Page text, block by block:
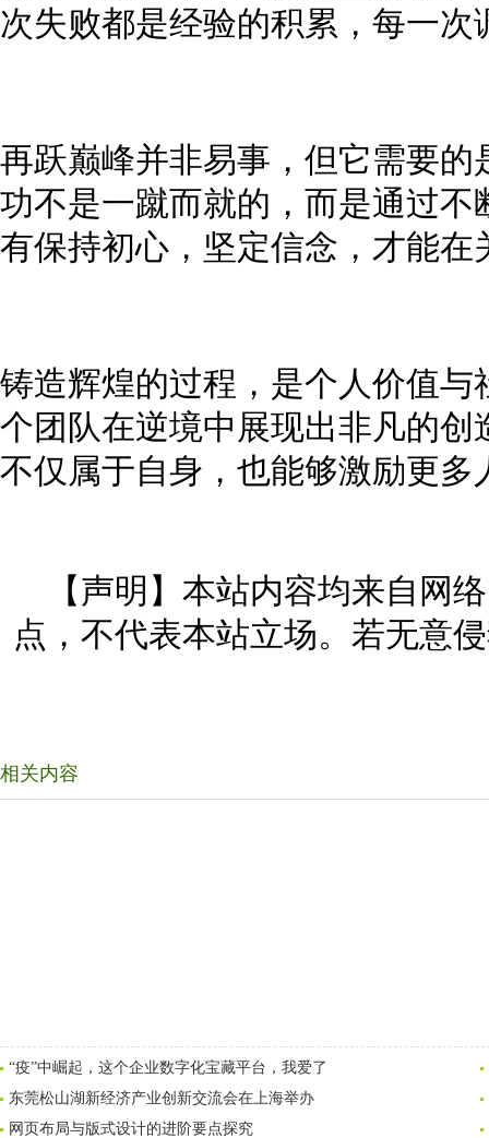
次失败都是经验的积累，每一次
再跃巅峰并非易事，但它需要
功不是一蹴而就的，而是通过
有保持初心，坚定信念，才能在
铸造辉煌的过程，是个人价值
个团队在逆境中展现出非凡的
不仅属于自身，也能够激励更多
【声明】本站内容均来自网
点，不代表本站立场。若无意
相关内容
“疫”中崛起，这个企业数字化宝藏平台，我爱了
东莞松山湖新经济产业创新交流会在上海举办
网页布局与版式设计的进阶要点探究